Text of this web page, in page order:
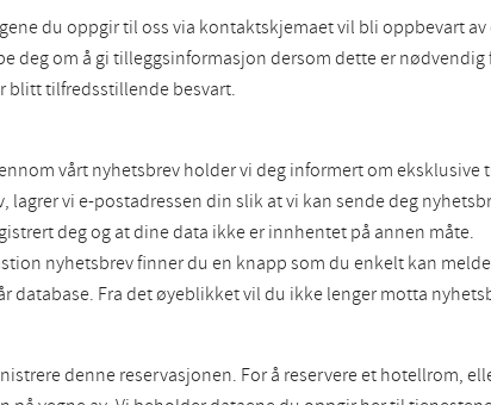
du oppgir til oss via kontaktskjemaet vil bli oppbevart
deg om å gi tilleggsinformasjon dersom dette er
blitt tilfredsstillende besvart.
vårt nyhetsbrev holder vi deg informert om
vi e-postadressen din slik at vi kan sende deg
deg og at dine data ikke er innhentet på annen måte.
nyhetsbrev finner du en knapp som du enkelt kan
Fra det øyeblikket vil du ikke lenger motta
denne reservasjonen. For å reservere et hotellrom,